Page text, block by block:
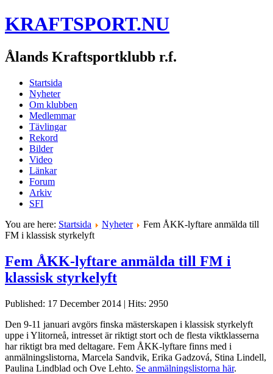
KRAFTSPORT.NU
Ålands Kraftsportklubb r.f.
Startsida
Nyheter
Om klubben
Medlemmar
Tävlingar
Rekord
Bilder
Video
Länkar
Forum
Arkiv
SFI
You are here: Startsida Nyheter
Fem ÅKK-lyftare anmälda till
FM i klassisk styrkelyft
Fem ÅKK-lyftare anmälda till FM i
klassisk styrkelyft
Published: 17 December 2014 | Hits: 2950
Den 9-11 januari avgörs finska mästerskapen i klassisk styrkelyft
uppe i Ylitorneå, intresset är riktigt stort och de flesta viktklasserna
har riktigt bra med deltagare. Fem ÅKK-lyftare finns med i
anmälningslistorna, Marcela Sandvik, Erika Gadzová, Stina Lindell,
Paulina Lindblad och Ove Lehto. Se anmälningslistorna här.